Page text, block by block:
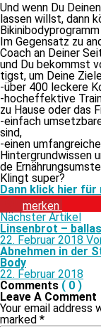
Und wenn Du
las­sen willst, dann
Im Gegensatz zu
Coach an Deiner
und Du be­kommst
tigst, um Deine
-über 400 le­cke­re
-hoch­ef­fek­ti­ve
zu Hause oder das
-ein­fach
sind,
-ei­nen
Hintergrundwissen
de
Klingt su­per?
Dann klick hier für
mer­ken
Nächster Artikel
Linsenbrot –
22. Februar 2018
Abnehmen in der
Body
22. Februar 2018
Comments ( 0 )
Leave A Comment
Your email address
marked *